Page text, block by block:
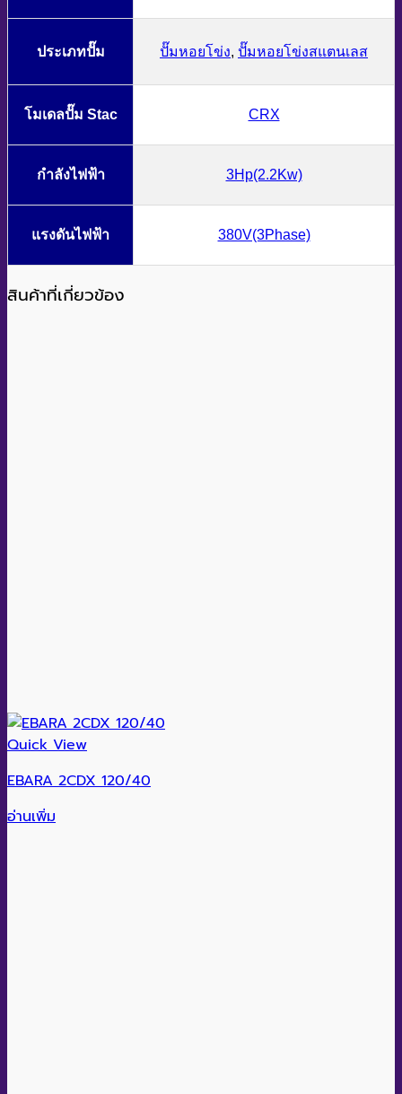
ประเภทปั๊ม ปั๊มหอยโข่ง, ปั๊มหอยโข่งสแตนเลส
โมเดลปั๊ม Stac CRX
กำลังไฟฟ้า 3Hp(2.2Kw)
แรงดันไฟฟ้า 380V(3Phase)
สินค้าที่เกี่ยวข้อง
Quick View
EBARA 2CDX 120/40
อ่านเพิ่ม